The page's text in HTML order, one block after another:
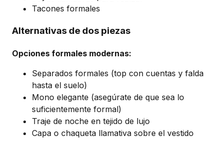
Tacones formales
Alternativas de dos piezas
Opciones formales modernas:
Separados formales (top con cuentas y falda
hasta el suelo)
Mono elegante (asegúrate de que sea lo
suficientemente formal)
Traje de noche en tejido de lujo
Capa o chaqueta llamativa sobre el vestido